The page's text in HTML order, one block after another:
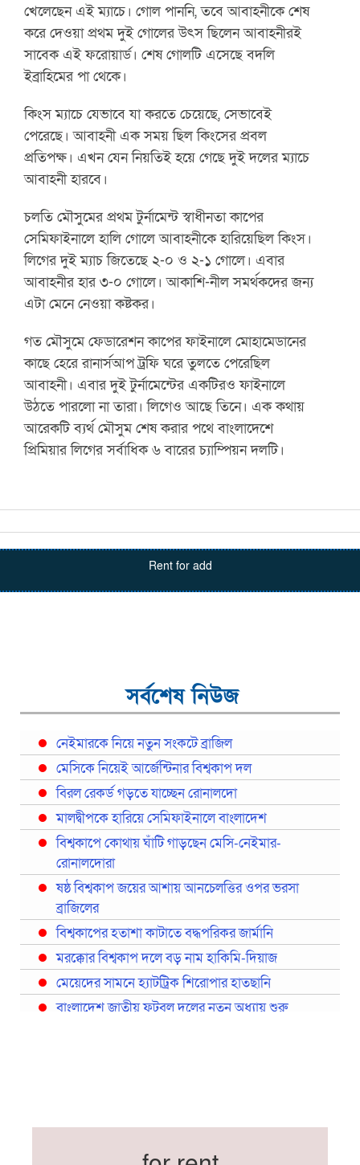
খেলেছেন এই ম্যাচে। গোল পাননি, তবে আবাহনীকে শেষ
করে দেওয়া প্রথম দুই গোলের উৎস ছিলেন আবাহনীরই
সাবেক এই ফরোয়ার্ড। শেষ গোলটি এসেছে বদলি
ইব্রাহিমের পা থেকে।
কিংস ম্যাচে যেভাবে যা করতে চেয়েছে, সেভাবেই
পেরেছে। আবাহনী এক সময় ছিল কিংসের প্রবল
প্রতিপক্ষ। এখন যেন নিয়তিই হয়ে গেছে দুই দলের ম্যাচে
আবাহনী হারবে।
চলতি মৌসুমের প্রথম টুর্নামেন্ট স্বাধীনতা কাপের
সেমিফাইনালে হালি গোলে আবাহনীকে হারিয়েছিল কিংস।
লিগের দুই ম্যাচ জিতেছে ২-০ ও ২-১ গোলে। এবার
আবাহনীর হার ৩-০ গোলে। আকাশি-নীল সমর্থকদের জন্য
এটা মেনে নেওয়া কষ্টকর।
গত মৌসুমে ফেডারেশন কাপের ফাইনালে মোহামেডানের
কাছে হেরে রানার্সআপ ট্রফি ঘরে তুলতে পেরেছিল
আবাহনী। এবার দুই টুর্নামেন্টের একটিরও ফাইনালে
উঠতে পারলো না তারা। লিগেও আছে তিনে। এক কথায়
আরেকটি ব্যর্থ মৌসুম শেষ করার পথে বাংলাদেশে
প্রিমিয়ার লিগের সর্বাধিক ৬ বারের চ্যাম্পিয়ন দলটি।
Rent for add
সর্বশেষ নিউজ
নেইমারকে নিয়ে নতুন সংকটে ব্রাজিল
মেসিকে নিয়েই আর্জেন্টিনার বিশ্বকাপ দল
বিরল রেকর্ড গড়তে যাচ্ছেন রোনালদো
মালদ্বীপকে হারিয়ে সেমিফাইনালে বাংলাদেশ
বিশ্বকাপে কোথায় ঘাঁটি গাড়ছেন মেসি-নেইমার-
রোনালদোরা
ষষ্ঠ বিশ্বকাপ জয়ের আশায় আনচেলত্তির ওপর ভরসা
ব্রাজিলের
বিশ্বকাপের হতাশা কাটাতে বদ্ধপরিকর জার্মানি
মরক্কোর বিশ্বকাপ দলে বড় নাম হাকিমি-দিয়াজ
মেয়েদের সামনে হ্যাটট্রিক শিরোপার হাতছানি
বাংলাদেশ জাতীয় ফুটবল দলের নতুন অধ্যায় শুরু
সরিয়ে নিয়েছে ইরান